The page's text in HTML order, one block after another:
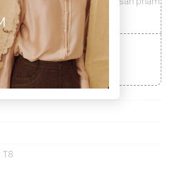
TOÀN QUỐC
300.000Đ Xem chi tiết
T8